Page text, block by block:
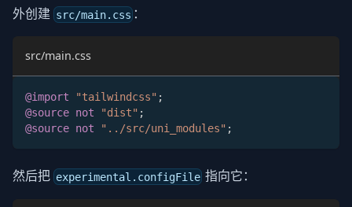
外创建 src/main.css ：
src/main.css
@import "tailwindcss" ;
@source not "dist" ;
@source not "../src/uni_modules" ;
然后把 experimental.configFile 指向它：